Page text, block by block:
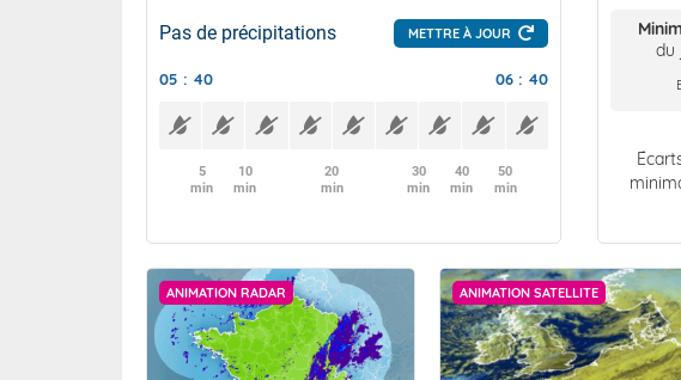
Pas de précipitations METTRE À JOUR
05 : 40 06 : 40
5
min
10
min
20
min
30
min
40
min
50
min
du
ANIMATION RADAR ANIMATION SATELLITE